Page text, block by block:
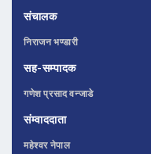
संचालक
निराजन भण्डारी
सह-सम्पादक
गणेश प्रसाद वन्जाडे
संम्वाददाता
महेश्वर नेपाल